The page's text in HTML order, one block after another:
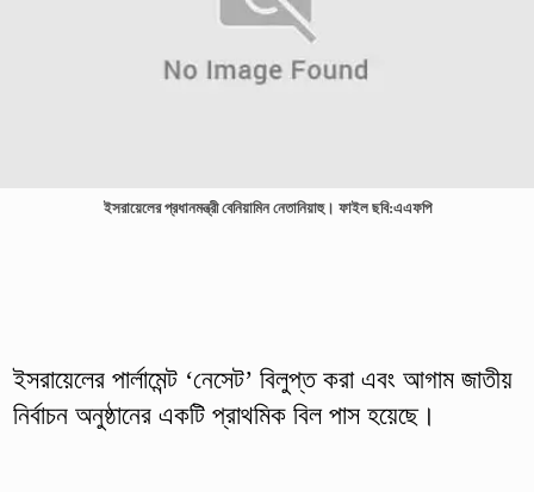
ইসরায়েলের প্রধানমন্ত্রী বেনিয়ামিন নেতানিয়াহু। ফাইল ছবি:এএফপি
ইসরায়েলের পার্লামেন্ট ‘নেসেট’ বিলুপ্ত করা এবং আগাম জাতীয়
নির্বাচন অনুষ্ঠানের একটি প্রাথমিক বিল পাস হয়েছে।